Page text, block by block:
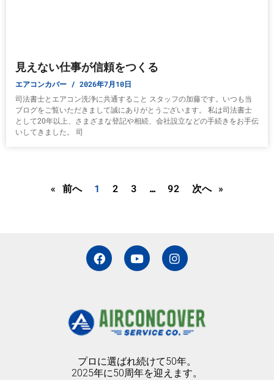
見えない仕事が信頼をつくる
エアコンカバー 2026年7月10日
司法書士とエアコン洗浄に共通すること スタッフの加藤です。いつも当
ブログをご覧いただきまして誠にありがとうございます。 私は司法書士
として20年以上、さまざまな登記や相続、会社設立などの手続きをお手伝
いしてきました。 司
« 前へ 1 2 3 … 92 次へ »
F
a
c
o
o
k
Y
o
u
b
e
I
n
s
g
r
a
プロに選ばれ続けて50年。
2025年に50周年を迎えます。